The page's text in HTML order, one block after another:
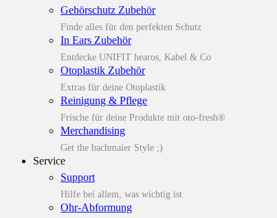
Gehörschutz Zubehör
Finde alles für den perfekten Schutz
In Ears Zubehör
Entdecke UNIFIT hearos, Kabel & Co
Otoplastik Zubehör
Extras für deine Otoplastik
Reinigung & Pflege
Frische für deine Produkte mit oto-fresh®
Merchandising
Get the bachmaier Style ;)
Service
Support
Hilfe bei allem, was wichtig ist
Ohr-Abformung